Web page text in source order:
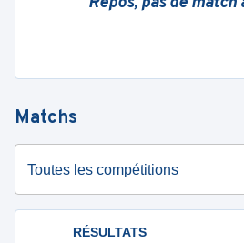
Matchs
Toutes les compétitions
RÉSULTATS